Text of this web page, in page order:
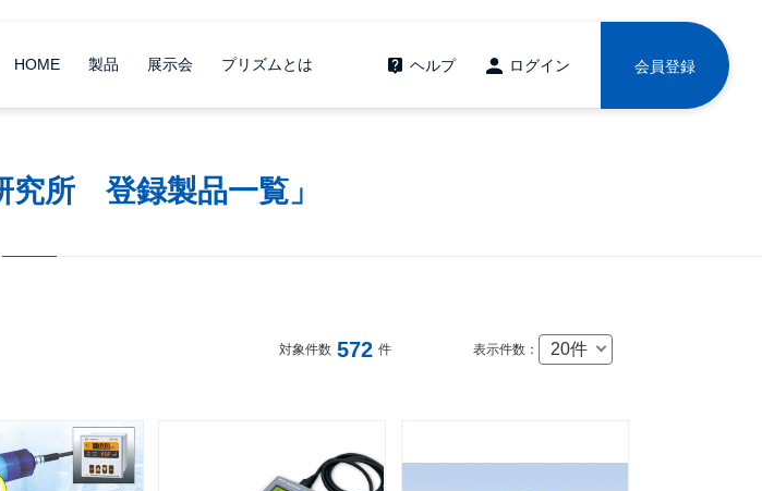
HOME 製品 展示会 プリズムとは ヘルプ ログイン 会員登録
究所 登録製品一覧」
対象件数 572 件 表示件数： 20件